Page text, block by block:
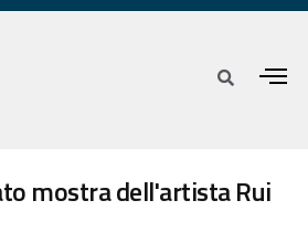
mostra dell'artista Rui